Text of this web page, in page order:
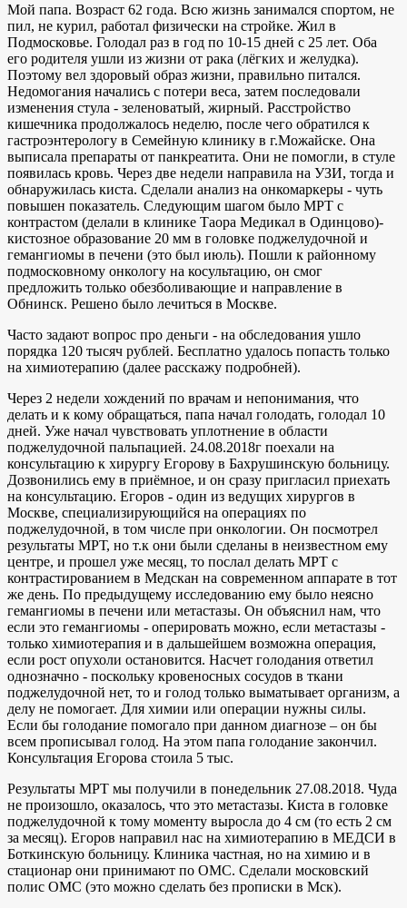
Мой папа. Возраст 62 года. Всю жизнь занимался спортом, не
пил, не курил, работал физически на стройке. Жил в
Подмосковье. Голодал раз в год по 10-15 дней с 25 лет. Оба
его родителя ушли из жизни от рака (лёгких и желудка).
Поэтому вел здоровый образ жизни, правильно питался.
Недомогания начались с потери веса, затем последовали
изменения стула - зеленоватый, жирный. Расстройство
кишечника продолжалось неделю, после чего обратился к
гастроэнтерологу в Семейную клинику в г.Можайске. Она
выписала препараты от панкреатита. Они не помогли, в стуле
появилась кровь. Через две недели направила на УЗИ, тогда и
обнаружилась киста. Сделали анализ на онкомаркеры - чуть
повышен показатель. Следующим шагом было МРТ с
контрастом (делали в клинике Таора Медикал в Одинцово)-
кистозное образование 20 мм в головке поджелудочной и
гемангиомы в печени (это был июль). Пошли к районному
подмосковному онкологу на косультацию, он смог
предложить только обезболивающие и направление в
Обнинск. Решено было лечиться в Москве.
Часто задают вопрос про деньги - на обследования ушло
порядка 120 тысяч рублей. Бесплатно удалось попасть только
на химиотерапию (далее расскажу подробней).
Через 2 недели хождений по врачам и непонимания, что
делать и к кому обращаться, папа начал голодать, голодал 10
дней. Уже начал чувствовать уплотнение в области
поджелудочной пальпацией. 24.08.2018г поехали на
консультацию к хирургу Егорову в Бахрушинскую больницу.
Дозвонились ему в приёмное, и он сразу пригласил приехать
на консультацию. Егоров - один из ведущих хирургов в
Москве, специализирующийся на операциях по
поджелудочной, в том числе при онкологии. Он посмотрел
результаты МРТ, но т.к они были сделаны в неизвестном ему
центре, и прошел уже месяц, то послал делать МРТ с
контрастированием в Медскан на современном аппарате в тот
же день. По предыдущему исследованию ему было неясно
гемангиомы в печени или метастазы. Он объяснил нам, что
если это гемангиомы - оперировать можно, если метастазы -
только химиотерапия и в дальшейшем возможна операция,
если рост опухоли остановится. Насчет голодания ответил
однозначно - поскольку кровеносных сосудов в ткани
поджелудочной нет, то и голод только выматывает организм, а
делу не помогает. Для химии или операции нужны силы.
Если бы голодание помогало при данном диагнозе – он бы
всем прописывал голод. На этом папа голодание закончил.
Консультация Егорова стоила 5 тыс.
Результаты МРТ мы получили в понедельник 27.08.2018. Чуда
не произошло, оказалось, что это метастазы. Киста в головке
поджелудочной к тому моменту выросла до 4 см (то есть 2 см
за месяц). Егоров направил нас на химиотерапию в МЕДСИ в
Боткинскую больницу. Клиника частная, но на химию и в
стационар они принимают по ОМС. Сделали московский
полис ОМС (это можно сделать без прописки в Мск).